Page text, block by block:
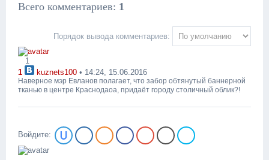
Всего комментариев: 1
Порядок вывода комментариев:
1
1
kuznets100 • 14:24, 15.06.2016
Наверное мэр Евланов полагает, что забор обтянутый баннерной
тканью в центре Краснодаоа, придаёт городу столичный облик?!
Войдите: